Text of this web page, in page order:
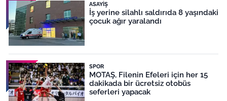
ASAYIŞ
İş yerine silahlı saldırıda 8 yaşındaki
çocuk ağır yaralandı
SPOR
MOTAŞ, Filenin Efeleri için her 15
dakikada bir ücretsiz otobüs
seferleri yapacak